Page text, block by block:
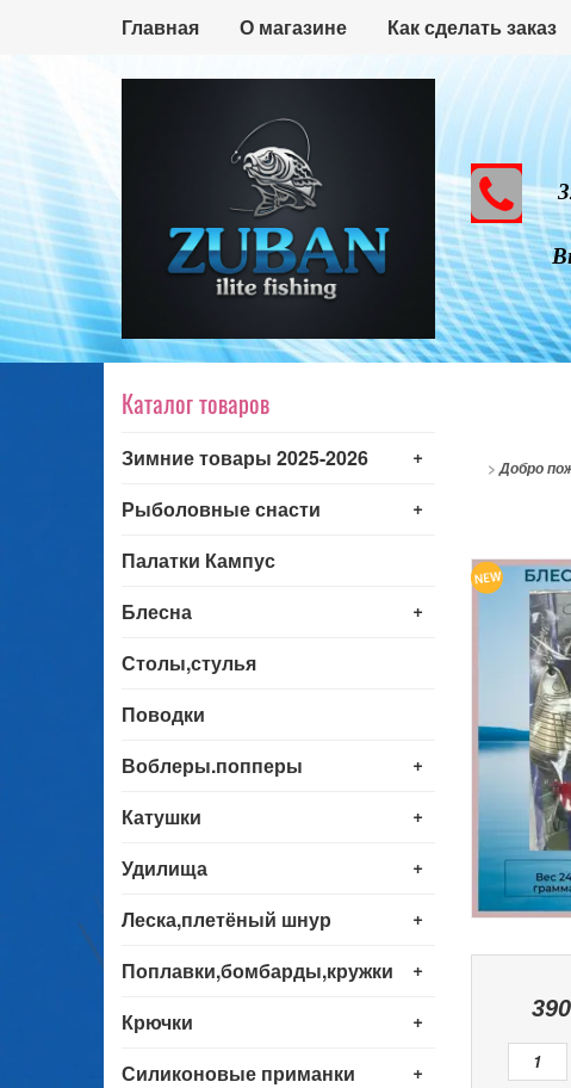
Главная О магазине Как сделать заказ
Каталог товаров
+
Зимние товары 2025-2026
+
Рыболовные снасти
Палатки Кампус
+
Блесна
Столы,стулья
Поводки
+
Воблеры.попперы
+
Катушки
+
Удилища
+
Леска,плетёный шнур
+
Поплавки,бомбарды,кружки
+
Крючки
+
Силиконовые приманки
>Добро
390